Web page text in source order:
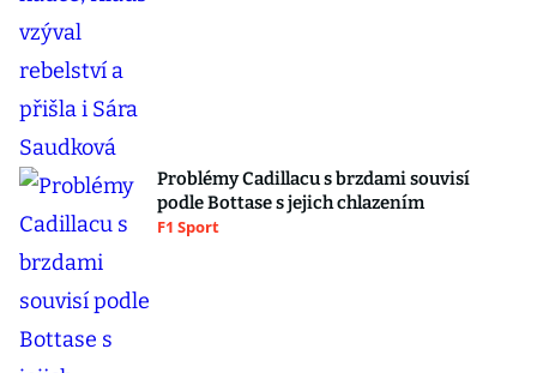
Problémy Cadillacu s brzdami souvisí
podle Bottase s jejich chlazením
F1 Sport